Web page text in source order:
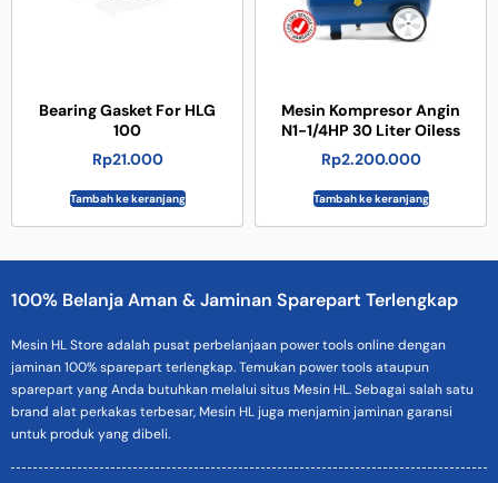
Bearing Gasket For HLG
100
Rp21.000
Tambah ke keranjang
Mesin Kompresor Angin
N1-1/4HP 30 Liter Oiless
Rp2.200.000
Tambah ke keranjang
100% Belanja Aman & Jaminan Sparepart Terlengkap
Mesin HL Store adalah pusat perbelanjaan power tools online dengan
jaminan 100% sparepart terlengkap. Temukan power tools ataupun
sparepart yang Anda butuhkan melalui situs Mesin HL. Sebagai salah satu
brand alat perkakas terbesar, Mesin HL juga menjamin jaminan garansi
untuk produk yang dibeli.